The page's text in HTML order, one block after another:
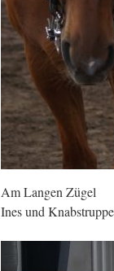
Am Langen Zügel
Ines und